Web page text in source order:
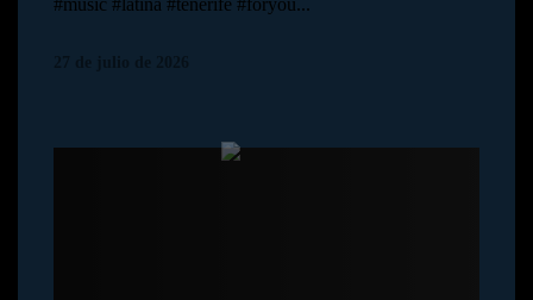
AVISO LEGAL
#music #latina #tenerife #foryou...